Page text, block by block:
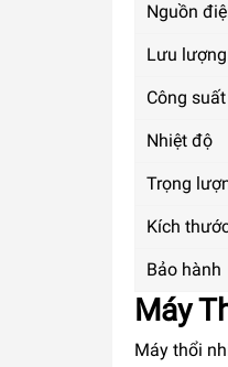
Nguồn
Lưu
Công suất
Nhiệt độ
Trọng
Kích
Bảo hành
Máy
Máy thổi